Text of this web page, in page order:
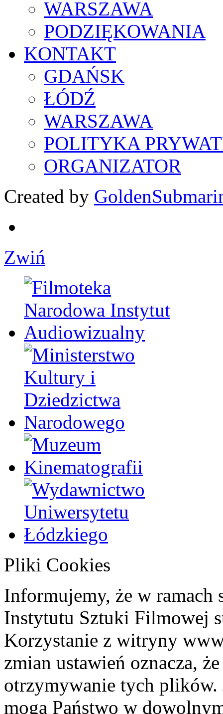
WARSZAWA
PODZIĘKOWANIA
KONTAKT
GDAŃSK
ŁÓDŹ
WARSZAWA
POLITYKA
ORGANIZATOR
Created by
Zwiń
Pliki Cookies
Informujemy, że w ramach
Instytutu Sztuki Filmowej
Korzystanie z witryny
zmian ustawień oznacza,
otrzymywanie tych plików.
mogą Państwo w